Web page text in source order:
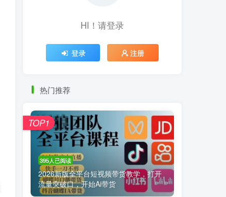
HI！请登录
登录 注册
热门推荐
395人已阅读
2026新版全平台短视频带货教学，打开
流量突破口，开始Ai带货
TOP1
HI！请登录
登录 注册
热门推荐
395人已阅读
2026新版全平台短视频带货教学，打开
流量突破口，开始Ai带货
TOP1